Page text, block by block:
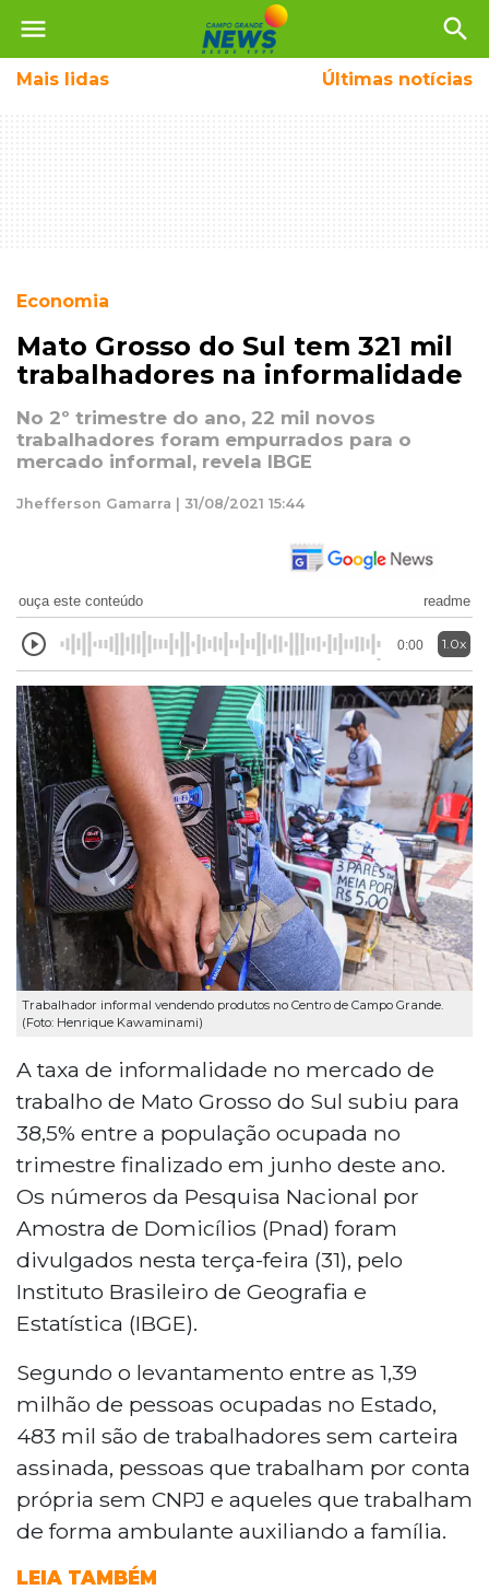
menu search
Mais lidas Últimas notícias
Economia
Mato Grosso do Sul tem 321 mil
trabalhadores na informalidade
No 2º trimestre do ano, 22 mil novos
trabalhadores foram empurrados para o
mercado informal, revela IBGE
Jhefferson Gamarra | 31/08/2021 15:44
ouça este conteúdo readme
0:00 1.0x
Trabalhador informal vendendo produtos no Centro de Campo Grande.
(Foto: Henrique Kawaminami)
A taxa de informalidade no mercado de
trabalho de Mato Grosso do Sul subiu para
38,5% entre a população ocupada no
trimestre finalizado em junho deste ano.
Os números da Pesquisa Nacional por
Amostra de Domicílios (Pnad) foram
divulgados nesta terça-feira (31), pelo
Instituto Brasileiro de Geografia e
Estatística (IBGE).
Segundo o levantamento entre as 1,39
milhão de pessoas ocupadas no Estado,
483 mil são de trabalhadores sem carteira
assinada, pessoas que trabalham por conta
própria sem CNPJ e aqueles que trabalham
de forma ambulante auxiliando a família.
LEIA TAMBÉM